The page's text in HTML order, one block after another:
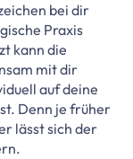
bei dir
Praxis
kann die
mit dir
auf deine
Denn je früher
lässt sich der